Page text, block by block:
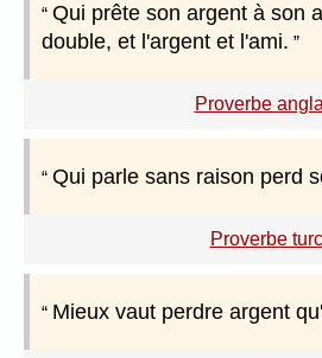
Qui prête son argent à son
double, et l'argent et l'ami.
Proverbe
Qui parle sans raison perd
Proverbe turc
Mieux vaut perdre argent